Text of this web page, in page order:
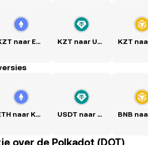
KZT naar ETH KZT naar USDT
ETH naar KZT USDT naar KZT
over de Polkadot (DOT)